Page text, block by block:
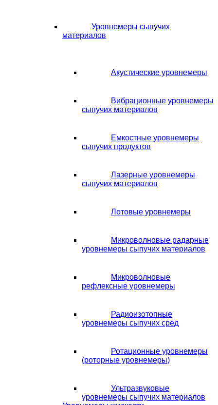
Уровнемеры сыпучих
материалов
Акустические уровнемеры
Вибрационные уровнемеры
сыпучих материалов
Емкостные уровнемеры
сыпучих продуктов
Лазерные уровнемеры
сыпучих материалов
Лотовые уровнемеры
Микроволновые радарные
уровнемеры сыпучих материалов
Микроволновые
рефлексные уровнемеры
Радиоизотопные
уровнемеры сыпучих сред
Ротационные уровнемеры
(роторные уровнемеры)
Ультразвуковые
уровнемеры сыпучих материалов